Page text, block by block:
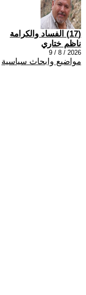
(17) الفساد والكرامة
ناظم ختاري
2026 / 8 / 9
مواضيع وابحاث سياسية